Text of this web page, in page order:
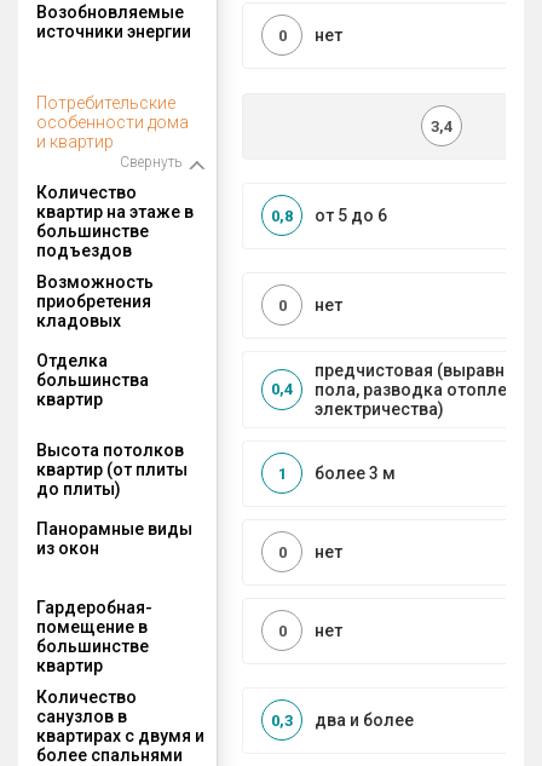
Возобновляемые
источники энергии
нет
0
Потребительские
особенности дома
и квартир
Свернуть
3,4
Количество
квартир на этаже в
большинстве
подъездов
от 5 до 6
0,8
Возможность
приобретения
кладовых
нет
0
Отделка
большинства
квартир
предчистовая
пола, разводка отопления
электричества)
0,4
Высота потолков
квартир (от плиты
до плиты)
более 3 м
1
Панорамные виды
из окон
нет
0
Гардеробная-
помещение в
большинстве
квартир
нет
0
Количество
санузлов в
квартирах с двумя и
более спальнями
два и более
0,3